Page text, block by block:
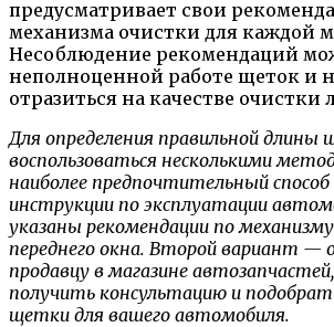
предусматривает свои
механизма очистки для каждой
Несоблюдение рекомендаций
неполноценной работе щеток и
отразиться на качестве очистки
Для определения правильной
воспользоваться несколькими
наиболее предпочтительный
инструкции по эксплуатации
указаны рекомендации по
переднего окна. Второй вариант —
продавцу в магазине
получить консультацию и
щетки для вашего автомобиля.